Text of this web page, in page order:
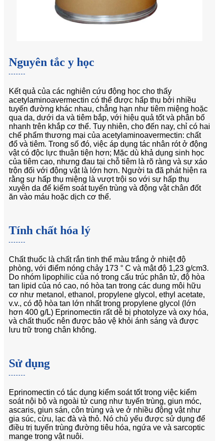
Nguyên tắc y học
Kết quả của các nghiên cứu động học cho thấy
acetylaminoavermectin có thể được hấp thụ bởi nhiều
tuyến đường khác nhau, chẳng hạn như tiêm miệng hoặc
qua da, dưới da và tiêm bắp, với hiệu quả tốt và phân bố
nhanh trên khắp cơ thể. Tuy nhiên, cho đến nay, chỉ có hai
chế phẩm thương mại của acetylaminoavermectin: chất
đổ và tiêm. Trong số đó, việc áp dụng tác nhân rót ở động
vật có độc lực thuận tiện hơn; Mặc dù khả dụng sinh học
của tiêm cao, nhưng đau tại chỗ tiêm là rõ ràng và sự xáo
trộn đối với động vật là lớn hơn. Người ta đã phát hiện ra
rằng sự hấp thụ miệng là vượt trội so với sự hấp thụ
xuyên da để kiểm soát tuyến trùng và động vật chân đốt
ăn vào máu hoặc dịch cơ thể.
Tính chất hóa lý
Chất thuốc là chất rắn tinh thể màu trắng ở nhiệt độ
phòng, với điểm nóng chảy 173 ° C và mật độ 1,23 g/cm3.
Do nhóm lipophilic của nó trong cấu trúc phân tử, độ hòa
tan lipid của nó cao, nó hòa tan trong các dung môi hữu
cơ như metanol, ethanol, propylene glycol, ethyl acetate,
v.v., có độ hòa tan lớn nhất trong propylene glycol (lớn
hơn 400 g/L) Eprinomectin rất dễ bị photolyze và oxy hóa,
và chất thuốc nên được bảo vệ khỏi ánh sáng và được
lưu trữ trong chân không.
Sử dụng
Eprinomectin có tác dụng kiểm soát tốt trong việc kiểm
soát nội bộ và ngoài tử cung như tuyến trùng, giun móc,
ascaris, giun sán, côn trùng và ve ở nhiều động vật như
gia súc, cừu, lạc đà và thỏ. Nó chủ yếu được sử dụng để
điều trị tuyến trùng đường tiêu hóa, ngứa ve và sarcoptic
mange trong vật nuôi.